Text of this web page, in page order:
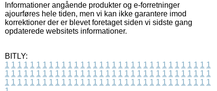
Informationer angående produkter og e-forretninger
ajourføres hele tiden, men vi kan ikke garantere imod
korrektioner der er blevet foretaget siden vi sidste gang
opdaterede websitets informationer.
BITLY:
1 1 1 1 1 1 1 1 1 1 1 1 1 1 1 1 1 1 1 1 1 1 1 1 1 1 1 1 1 1 1 1 1
1 1 1 1 1 1 1 1 1 1 1 1 1 1 1 1 1 1 1 1 1 1 1 1 1 1 1 1 1 1 1 1 1
1 1 1 1 1 1 1 1 1 1 1 1 1 1 1 1 1 1 1 1 1 1 1 1 1 1 1 1 1 1 1 1 1